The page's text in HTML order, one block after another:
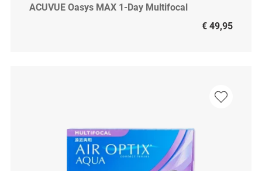
ACUVUE Oasys MAX 1-Day Multifocal
€ 49,95